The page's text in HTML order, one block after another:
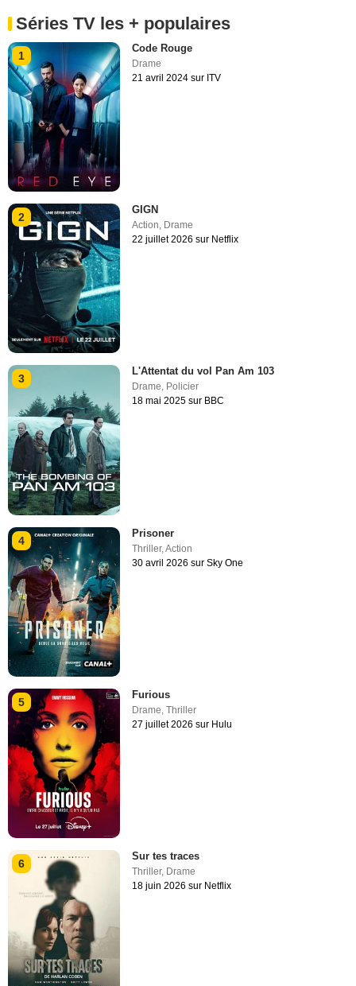
Séries TV les + populaires
1
Code Rouge
Drame
21 avril 2024 sur ITV
2
GIGN
Action, Drame
22 juillet 2026 sur Netflix
3
L'Attentat du vol Pan Am 103
Drame, Policier
18 mai 2025 sur BBC
4
Prisoner
Thriller,Action
30 avril 2026 sur Sky One
5
Furious
Drame,Thriller
27 juillet 2026 sur Hulu
6
Sur tes traces
Thriller, Drame
18 juin 2026 sur Netflix